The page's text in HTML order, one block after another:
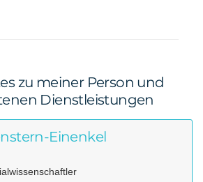
zu meiner Person und
Dienstleistungen
Einenkel